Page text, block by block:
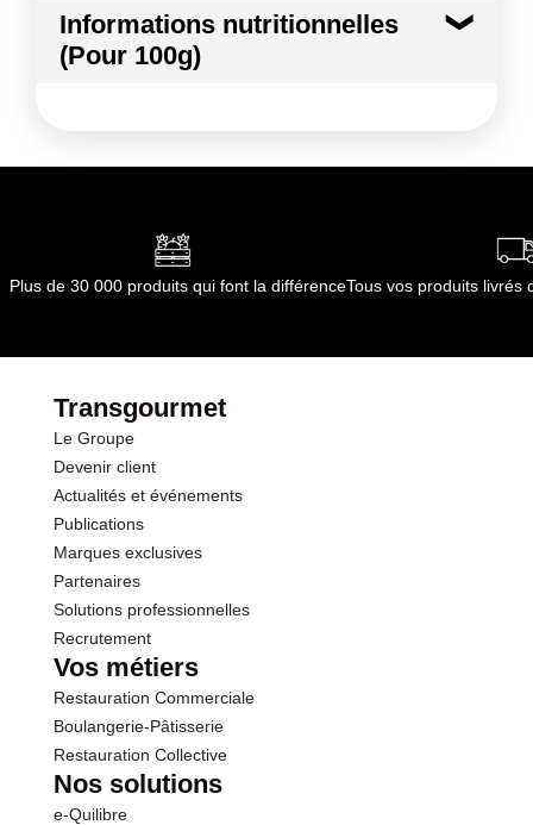
RADIS ROSE
Conformément aux informations transmises
Informations nutritionnelles
(Pour 100g)
Kilojoules 72 kj
dont Acides gras saturés 0.00 g
dont Sucres
Protéines
Sel
Sodium
Plus de 30 000 produits qui font la différenceTous vos produits livrés
Transgourmet
Le Groupe
Devenir client
Actualités et événements
Publications
Marques exclusives
Partenaires
Solutions professionnelles
Recrutement
Vos métiers
Restauration Commerciale
Boulangerie-Pâtisserie
Restauration Collective
Nos solutions
e-Quilibre